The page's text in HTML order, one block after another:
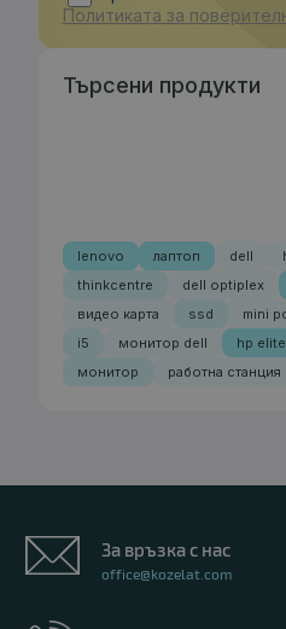
Политиката за
Търсени продукти
lenovo лаптоп dell
thinkcentre
dell optiplex
видео карта
ssd mini
i5
монитор dell hp
монитор
работна станция
За връзка с нас
office@kozelat.com